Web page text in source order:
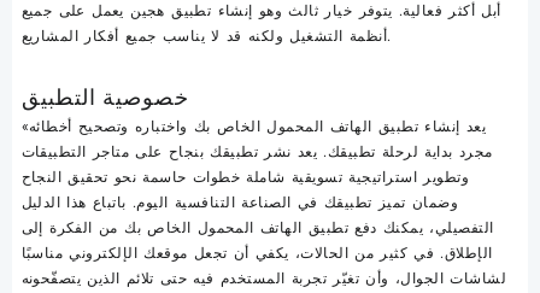
أبل أكثر فعالية. يتوفر خيار ثالث وهو إنشاء تطبيق هجين يعمل على جميع
أنظمة التشغيل ولكنه قد لا يناسب جميع أفكار المشاريع.
خصوصية التطبيق
«يعد إنشاء تطبيق الهاتف المحمول الخاص بك واختباره وتصحيح أخطائه
مجرد بداية لرحلة تطبيقك. يعد نشر تطبيقك بنجاح على متاجر التطبيقات
وتطوير استراتيجية تسويقية شاملة خطوات حاسمة نحو تحقيق النجاح
وضمان تميز تطبيقك في الصناعة التنافسية اليوم. باتباع هذا الدليل
التفصيلي، يمكنك دفع تطبيق الهاتف المحمول الخاص بك من الفكرة إلى
الإطلاق. في كثير من الحالات، يكفي أن تجعل موقعك الإلكتروني مناسبًا
لشاشات الجوال، وأن تغيّر تجربة المستخدم فيه حتى تلائم الذين يتصفّحونه